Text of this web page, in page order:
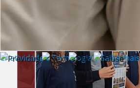
Criatividade e Tecnologia | Saiba mais